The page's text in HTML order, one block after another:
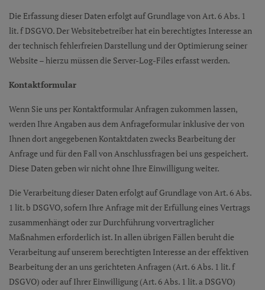
Die Erfassung dieser Daten erfolgt auf Grundlage von Art. 6 Abs. 1
lit. f DSGVO. Der Websitebetreiber hat ein berechtigtes Interesse an
der technisch fehlerfreien Darstellung und der Optimierung seiner
Website – hierzu müssen die Server-Log-Files erfasst werden.
Kontaktformular
Wenn Sie uns per Kontaktformular Anfragen zukommen lassen,
werden Ihre Angaben aus dem Anfrageformular inklusive der von
Ihnen dort angegebenen Kontaktdaten zwecks Bearbeitung der
Anfrage und für den Fall von Anschlussfragen bei uns gespeichert.
Diese Daten geben wir nicht ohne Ihre Einwilligung weiter.
Die Verarbeitung dieser Daten erfolgt auf Grundlage von Art. 6 Abs.
1 lit. b DSGVO, sofern Ihre Anfrage mit der Erfüllung eines Vertrags
zusammenhängt oder zur Durchführung vorvertraglicher
Maßnahmen erforderlich ist. In allen übrigen Fällen beruht die
Verarbeitung auf unserem berechtigten Interesse an der effektiven
Bearbeitung der an uns gerichteten Anfragen (Art. 6 Abs. 1 lit. f
DSGVO) oder auf Ihrer Einwilligung (Art. 6 Abs. 1 lit. a DSGVO)